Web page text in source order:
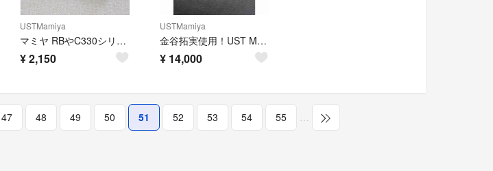
USTMamiya
マミヤ RBやC330シリーズ用？ レフトハンドグリップ
¥2,150
USTMamiya
金谷拓実使用！UST Mamiya The ATTAS 4R
¥ 14,000
47 48 49 50 51 52 53 54 55 …